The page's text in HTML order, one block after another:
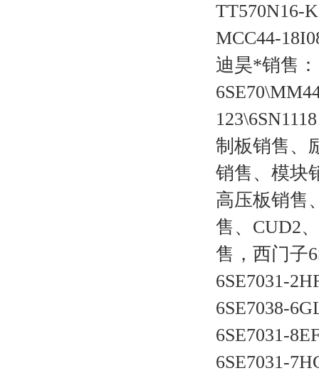
TT570N16-
MCC44-
迪昊*销售：
制板销售、
销售、模块
高压板销售
售、CUD2
售，西门子
6SE7031-
6SE7038-
6SE7031-
6SE7031-